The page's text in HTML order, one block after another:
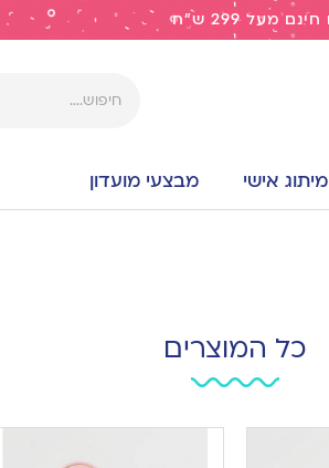
מיתוג אישי מבצעי מועדון
כל המוצרים